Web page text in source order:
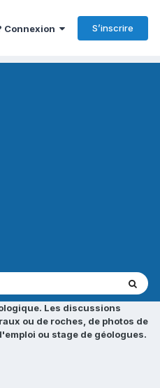
Connexion S’inscrire
Les discussions
ou de roches, de photos de
ou stage de géologues.